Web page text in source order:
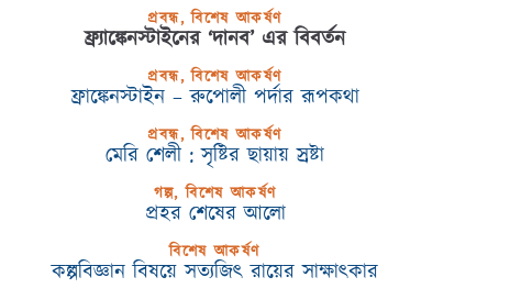
প্রবন্ধ, বিশেষ আকর্ষণ
ফ্র্যাঙ্কেনস্টাইনের ‘দানব’ এর বিবর্তন
প্রবন্ধ, বিশেষ আকর্ষণ
ফ্রাঙ্কেনস্টাইন – রুপোলী পর্দার রূপকথা
প্রবন্ধ, বিশেষ আকর্ষণ
মেরি শেলী : সৃষ্টির ছায়ায় স্রষ্টা
গল্প, বিশেষ আকর্ষণ
প্রহর শেষের আলো
বিশেষ আকর্ষণ
কল্পবিজ্ঞান বিষয়ে সত্যজিৎ রায়ের সাক্ষাৎকার